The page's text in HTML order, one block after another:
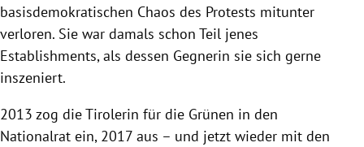
basisdemokratischen Chaos des Protests mitunter
verloren. Sie war damals schon Teil jenes
Establishments, als dessen Gegnerin sie sich gerne
inszeniert.
2013 zog die Tirolerin für die Grünen in den
Nationalrat ein, 2017 aus – und jetzt wieder mit den